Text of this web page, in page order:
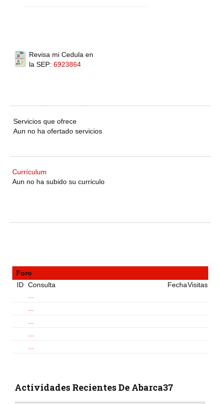
Revisa mi Cedula en
la SEP: 6923864
Servicios que ofrece
Aun no ha ofertado servicios
Currículum
Aun no ha subido su curriculo
Foro
ID Consulta FechaVisitas
Actividades Recientes De Abarca37